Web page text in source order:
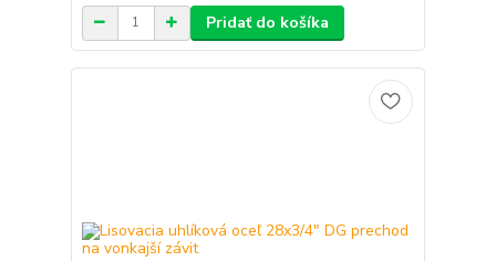
Pridať do košíka